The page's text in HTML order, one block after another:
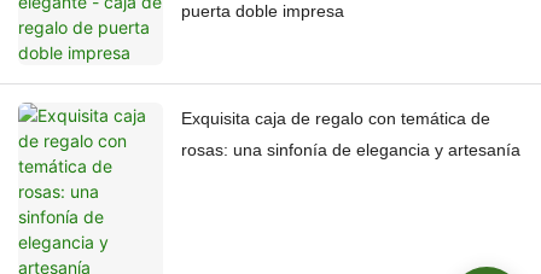
puerta doble impresa
Exquisita caja de regalo con temática de
rosas: una sinfonía de elegancia y artesanía